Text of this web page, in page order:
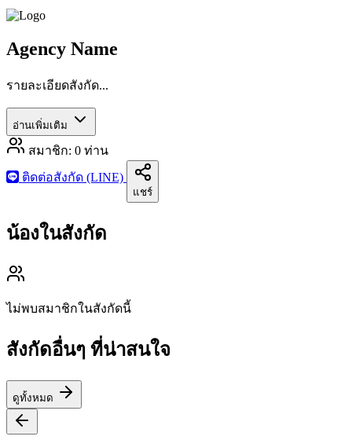
Agency Name
รายละเอียดสังกัด...
อ่านเพิ่มเติม
สมาชิก: 0 ท่าน
ติดต่อสังกัด (LINE)
แชร์
น้องในสังกัด
ไม่พบสมาชิกในสังกัดนี้
สังกัดอื่นๆ ที่น่าสนใจ
ดูทั้งหมด